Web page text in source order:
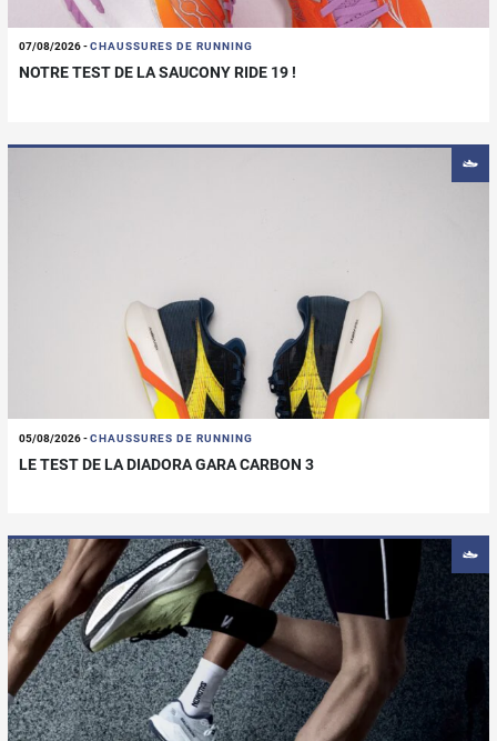
07/08/2026-CHAUSSURES DE RUNNING
NOTRE TEST DE LA SAUCONY RIDE 19 !
05/08/2026-CHAUSSURES DE RUNNING
LE TEST DE LA DIADORA GARA CARBON 3